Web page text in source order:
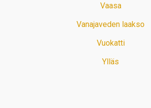
Vaasa
Vanajaveden laakso
Vuokatti
Ylläs